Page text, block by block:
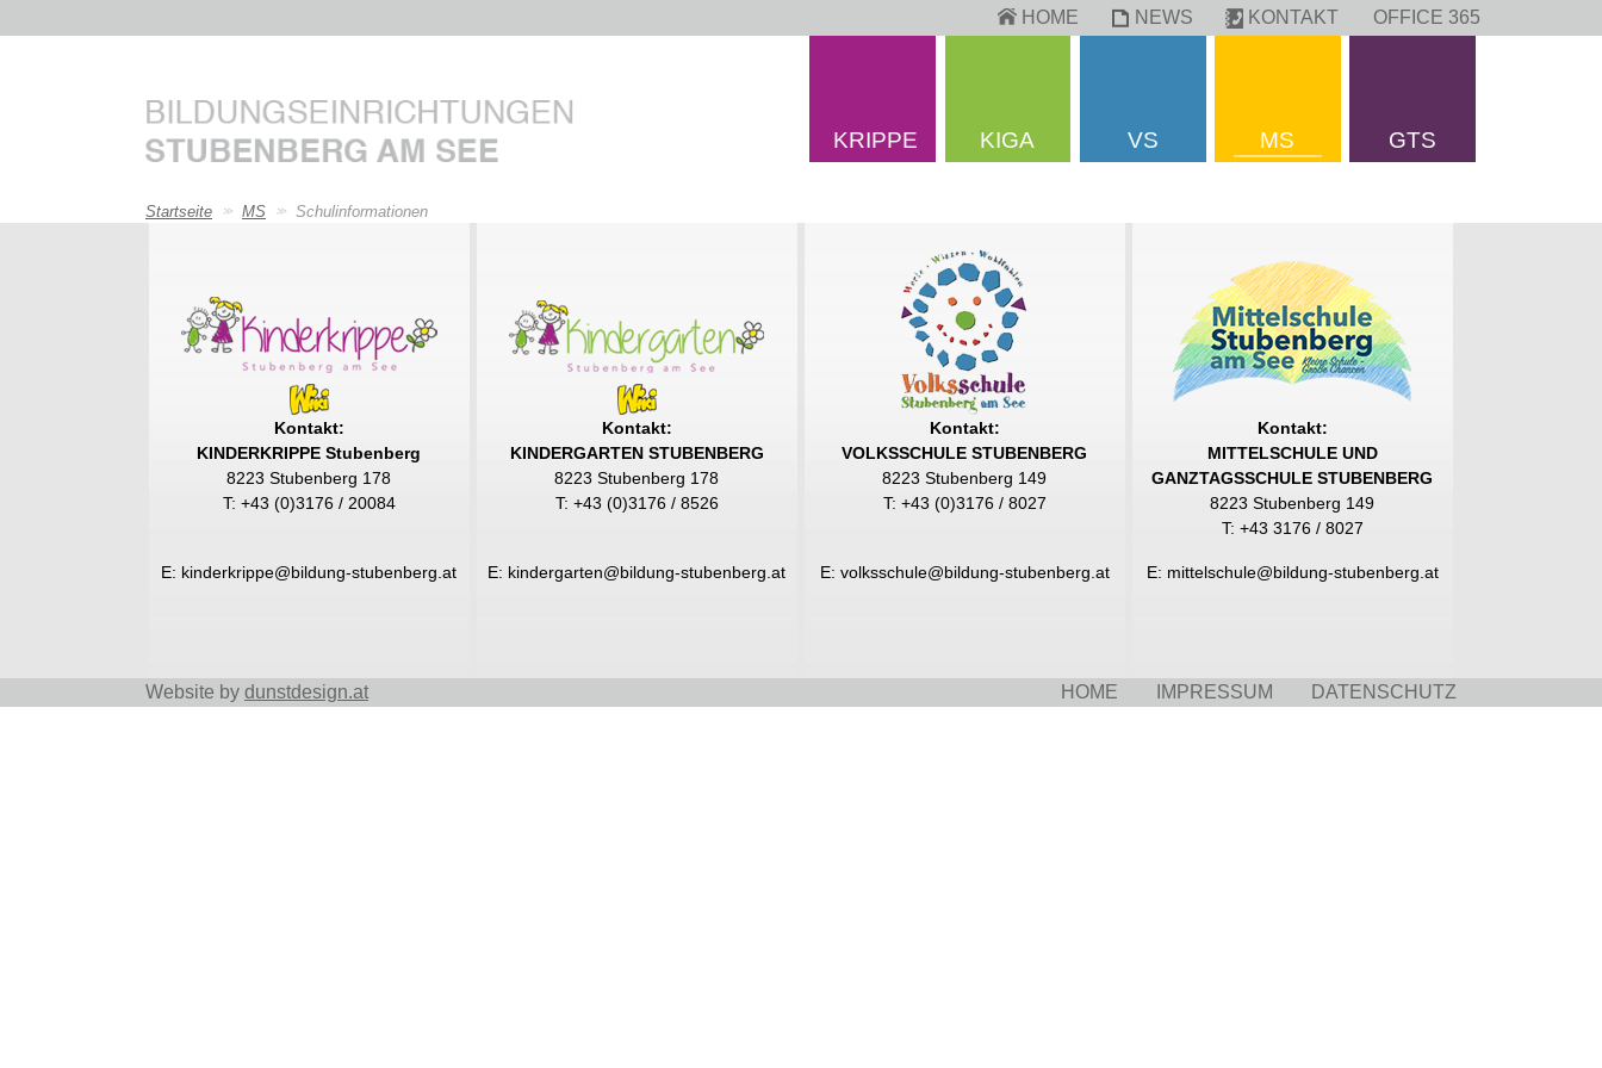
HOME NEWS KONTAKT OFFICE 365
KRIPPE KIGA VS MS GTS
Sie sind hier:
Startseite MS Schulinformationen
Kontakt:
KINDERKRIPPE Stubenberg
8223 Stubenberg 178
T: +43 (0)3176 / 20084
E: kinderkrippe@bildung-stubenberg.at
Kontakt:
KINDERGARTEN STUBENBERG
8223 Stubenberg 178
T: +43 (0)3176 / 8526
E: kindergarten@bildung-stubenberg.at
Kontakt:
VOLKSSCHULE STUBENBERG
8223 Stubenberg 149
T: +43 (0)3176 / 8027
E: volksschule@bildung-stubenberg.at
Kontakt:
MITTELSCHULE UND
GANZTAGSSCHULE STUBENBERG
8223 Stubenberg 149
T: +43 3176 / 8027
E: mittelschule@bildung-stubenberg.at
Website by dunstdesign.at HOME IMPRESSUM DATENSCHUTZ